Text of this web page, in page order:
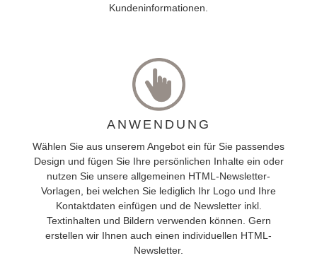
Kundeninformationen.
ANWENDUNG
Wählen Sie aus unserem Angebot ein für Sie passendes
Design und fügen Sie Ihre persönlichen Inhalte ein oder
nutzen Sie unsere allgemeinen HTML-Newsletter-
Vorlagen, bei welchen Sie lediglich Ihr Logo und Ihre
Kontaktdaten einfügen und de Newsletter inkl.
Textinhalten und Bildern verwenden können. Gern
erstellen wir Ihnen auch einen individuellen HTML-
Newsletter.